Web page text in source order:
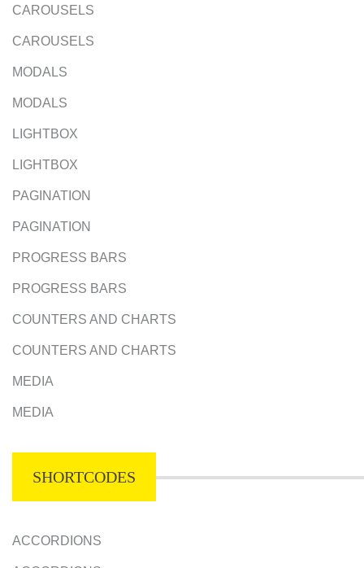
CAROUSELS
CAROUSELS
MODALS
MODALS
LIGHTBOX
LIGHTBOX
PAGINATION
PAGINATION
PROGRESS BARS
PROGRESS BARS
COUNTERS AND CHARTS
COUNTERS AND CHARTS
MEDIA
MEDIA
SHORTCODES
ACCORDIONS